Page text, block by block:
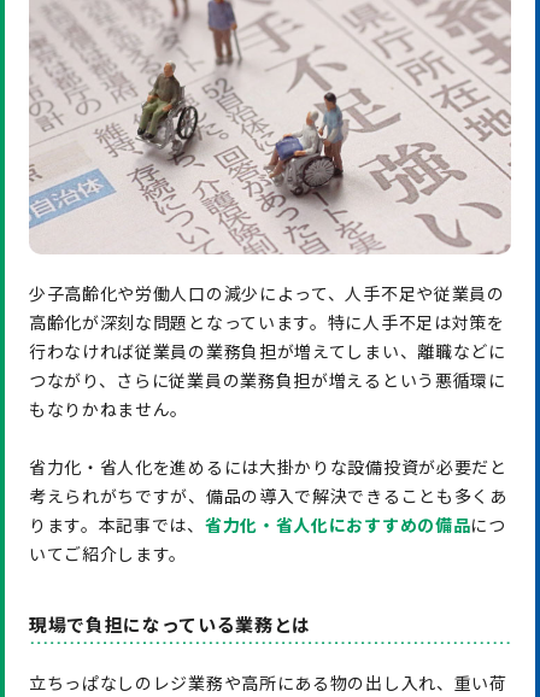
少子高齢化や労働人口の減少によって、人手不足や従業員の
高齢化が深刻な問題となっています。特に人手不足は対策を
行わなければ従業員の業務負担が増えてしまい、離職などに
つながり、さらに従業員の業務負担が増えるという悪循環に
もなりかねません。
省力化・省人化を進めるには大掛かりな設備投資が必要だと
考えられがちですが、備品の導入で解決できることも多くあ
ります。本記事では、 省力化・省人化におすすめの備品につ
いてご紹介します。
現場で負担になっている業務とは
立ちっぱなしのレジ業務や高所にある物の出し入れ、重い荷